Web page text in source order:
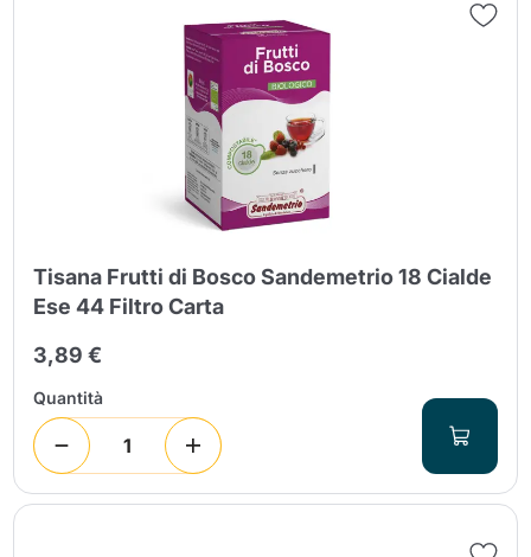
Tisana Frutti di Bosco Sandemetrio 18 Cialde
Ese 44 Filtro Carta
3,89 €
Quantità